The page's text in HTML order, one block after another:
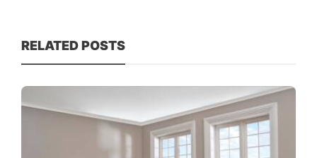
RELATED POSTS